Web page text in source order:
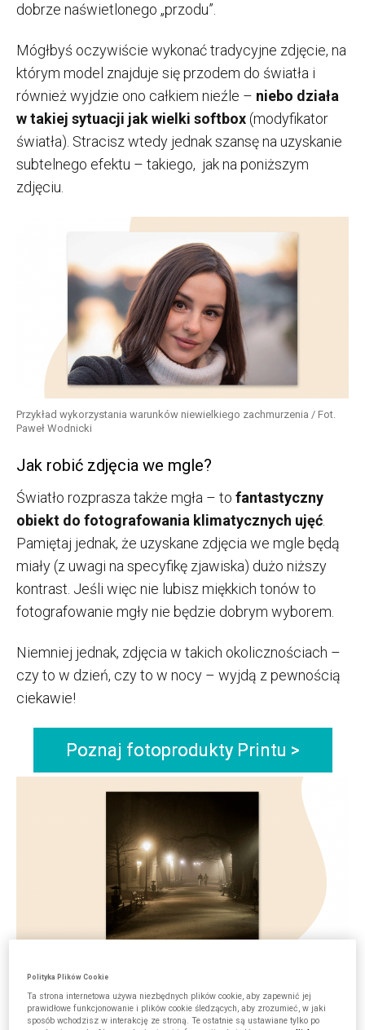
dobrze naświetlonego „przodu”.
Mógłbyś oczywiście wykonać tradycyjne zdjęcie, na
którym model znajduje się przodem do światła i
również wyjdzie ono całkiem nieźle – niebo działa
w takiej sytuacji jak wielki softbox (modyfikator
światła). Stracisz wtedy jednak szansę na uzyskanie
subtelnego efektu – takiego, jak na poniższym
zdjęciu.
Przykład wykorzystania warunków niewielkiego zachmurzenia / Fot.
Paweł Wodnicki
Jak robić zdjęcia we mgle?
Światło rozprasza także mgła – to fantastyczny
obiekt do fotografowania klimatycznych ujęć
Pamiętaj jednak, że uzyskane zdjęcia we mgle będą
miały (z uwagi na specyfikę zjawiska) dużo niższy
kontrast. Jeśli więc nie lubisz miękkich tonów to
fotografowanie mgły nie będzie dobrym wyborem.
Niemniej jednak, zdjęcia w takich okolicznościach –
czy to w dzień, czy to w nocy – wyjdą z pewnością
ciekawie!
Poznaj fotoprodukty Printu >
Przykład zdjęcia podczas mgły / Fot. Paweł Wodnicki
Zdjęcia w deszczu – wykorzystaj największy
Polityka Plików Cookie
Ta strona internetowa używa niezbędnych plików cookie, aby zapewnić jej
prawidłowe funkcjonowanie i plików cookie śledzących, aby zrozumieć, w jaki
sposób wchodzisz w interakcję ze stroną. Te ostatnie są ustawiane tylko po